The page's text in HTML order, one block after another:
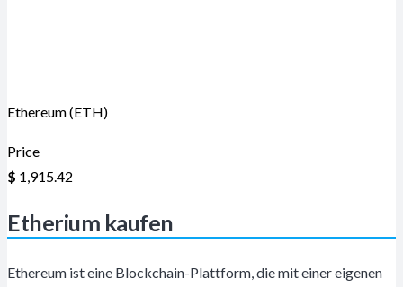
Ethereum (ETH)
Price
$ 1,915.42
Etherium kaufen
Ethereum ist eine Blockchain-Plattform, die mit einer eigenen